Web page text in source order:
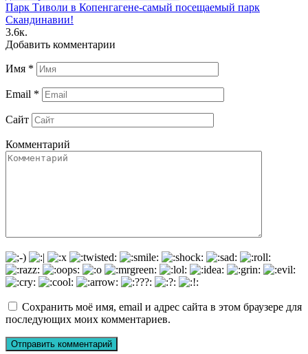
Парк Тиволи в Копенгагене-самый посещаемый парк
Скандинавии!
3.6к.
Добавить комментарии
Имя *
Email *
Сайт
Комментарий
Сохранить моё имя, email и адрес сайта в этом браузере для
последующих моих комментариев.